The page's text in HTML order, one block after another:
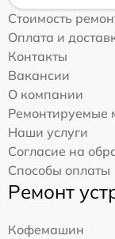
Стоимость
Оплата и
Контакты
Вакансии
О компании
Ремонтируемые
Наши услуги
Согласие на
Способы оплаты
Ремонт
Кофемашин